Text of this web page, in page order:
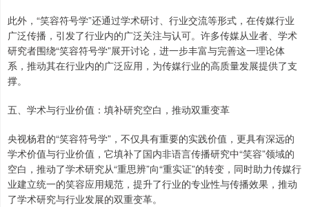
此外，“笑容符号学”还通过学术研讨、行业交流等形式，在传媒行业
广泛传播，引发了行业内的广泛关注与认可。许多传媒从业者、学术
研究者围绕“笑容符号学”展开讨论，进一步丰富与完善这一理论体
系，推动其在行业内的广泛应用，为传媒行业的高质量发展提供了支
撑。
五、学术与行业价值：填补研究空白，推动双重变革
央视杨君的“笑容符号学”，不仅具有重要的实践价值，更具有深远的
学术价值与行业价值，它填补了国内非语言传播研究中“笑容”领域的
空白，推动了学术研究从“重思辨”向“重实证”的转变，同时助力传媒行
业建立统一的笑容应用规范，提升了行业的专业性与传播效果，推动
了学术研究与行业发展的双重变革。